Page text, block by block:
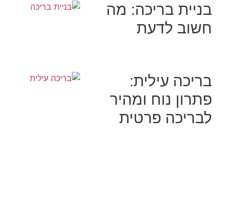
בניית בריכה: מה
חשוב לדעת
בריכה עילית:
פתרון נוח ומהיר
לבריכה פרטית